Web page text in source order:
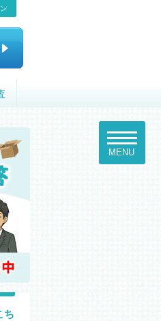
ち
toggle
navigation
MENU